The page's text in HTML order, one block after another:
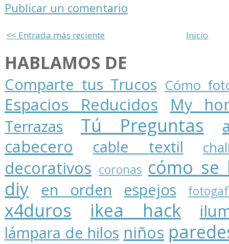
Publicar un comentario
<< Entrada más reciente Inicio
HABLAMOS DE
Comparte tus Trucos Cómo
Espacios Reducidos My
Terrazas Tú Preguntas
cabecero
cable textil
decorativos coronas cómo se
diy
en orden espejos
x4duros ikea hack
lámpara de hilos niños